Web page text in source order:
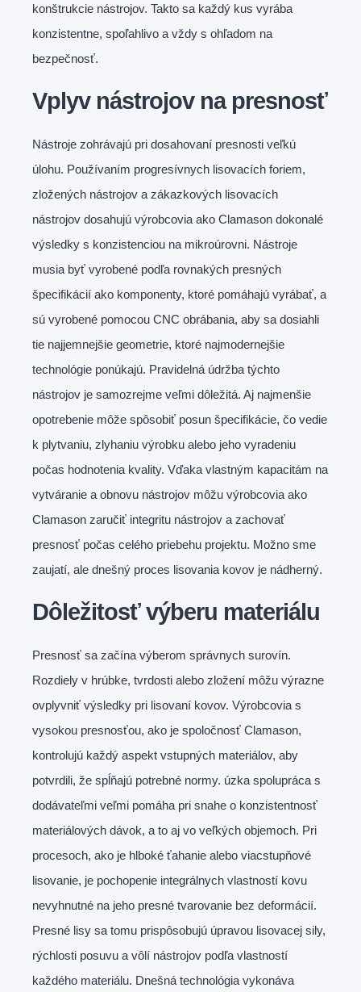
konštrukcie nástrojov. Takto sa každý kus vyrába
konzistentne, spoľahlivo a vždy s ohľadom na
bezpečnosť.
Vplyv nástrojov na presnosť
Nástroje zohrávajú pri dosahovaní presnosti veľkú
úlohu. Používaním progresívnych lisovacích foriem,
zložených nástrojov a zákazkových lisovacích
nástrojov dosahujú výrobcovia ako Clamason dokonalé
výsledky s konzistenciou na mikroúrovni. Nástroje
musia byť vyrobené podľa rovnakých presných
špecifikácií ako komponenty, ktoré pomáhajú vyrábať, a
sú vyrobené pomocou CNC obrábania, aby sa dosiahli
tie najjemnejšie geometrie, ktoré najmodernejšie
technológie ponúkajú. Pravidelná údržba týchto
nástrojov je samozrejme veľmi dôležitá. Aj najmenšie
opotrebenie môže spôsobiť posun špecifikácie, čo vedie
k plytvaniu, zlyhaniu výrobku alebo jeho vyradeniu
počas hodnotenia kvality. Vďaka vlastným kapacitám na
vytváranie a obnovu nástrojov môžu výrobcovia ako
Clamason zaručiť integritu nástrojov a zachovať
presnosť počas celého priebehu projektu. Možno sme
zaujatí, ale dnešný proces lisovania kovov je nádherný.
Dôležitosť výberu materiálu
Presnosť sa začína výberom správnych surovín.
Rozdiely v hrúbke, tvrdosti alebo zložení môžu výrazne
ovplyvniť výsledky pri lisovaní kovov. Výrobcovia s
vysokou presnosťou, ako je spoločnosť Clamason,
kontrolujú každý aspekt vstupných materiálov, aby
potvrdili, že spĺňajú potrebné normy. úzka spolupráca s
dodávateľmi veľmi pomáha pri snahe o konzistentnosť
materiálových dávok, a to aj vo veľkých objemoch. Pri
procesoch, ako je hlboké ťahanie alebo viacstupňové
lisovanie, je pochopenie integrálnych vlastností kovu
nevyhnutné na jeho presné tvarovanie bez deformácií.
Presné lisy sa tomu prispôsobujú úpravou lisovacej sily,
rýchlosti posuvu a vôlí nástrojov podľa vlastností
každého materiálu. Dnešná technológia vykonáva